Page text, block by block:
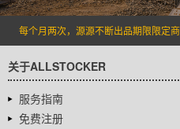
每个月两次，源源不断出品期限限定商
关于ALLSTOCKER
服务指南
免费注册